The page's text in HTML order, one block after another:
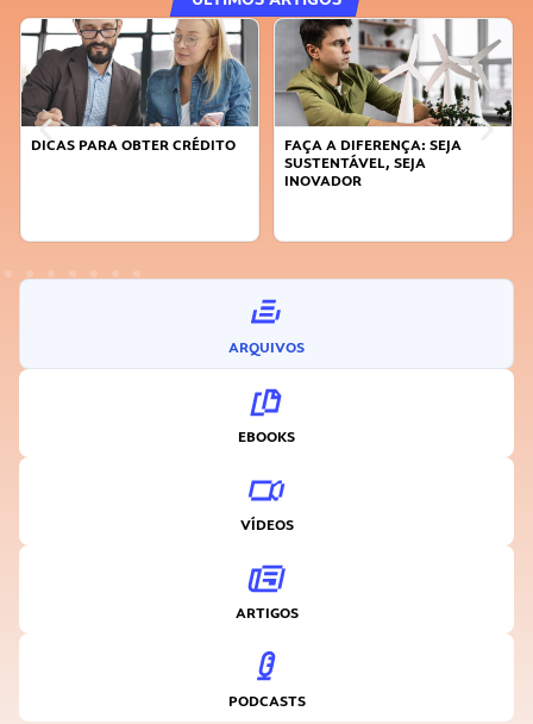
DICAS PARA OBTER CRÉDITO
FAÇA A DIFERENÇA: SEJA
SUSTENTÁVEL, SEJA
INOVADOR
ARQUIVOS
EBOOKS
VÍDEOS
ARTIGOS
PODCASTS